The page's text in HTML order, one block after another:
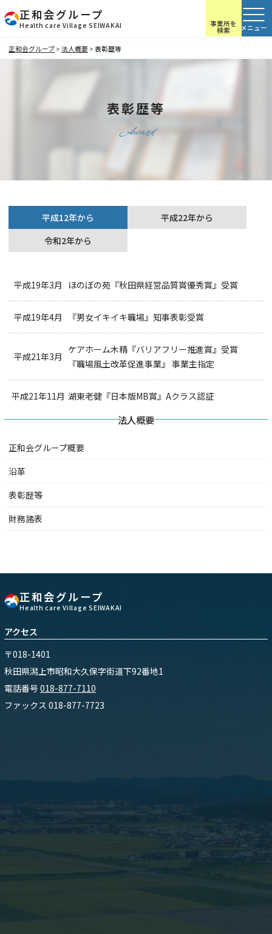
正和会グループ
Health care Village SEIWAKAI
正和会グループ>法人概要 >表彰歴等
事業所を
検索
表彰歴等
Award
平成12年から
平成22年から
令和2年から
平成19年3月 ほのぼの苑『秋田県経営品質賞優秀賞』受賞
平成19年4月 『男女イキイキ職場』知事表彰受賞
平成21年3月
ケアホーム木精『バリアフリー推進賞』受賞
『職場風土改革促進事業』 事業主指定
平成21年11月 湖東老健『日本版MB賞』Aクラス認証
法人概要
正和会グループ概要
沿革
表彰歴等
財務諸表
正和会グループ
Health care Village SEIWAKAI
アクセス
〒018-1401
秋田県潟上市昭和大久保字街道下92番地1
電話番号 018-877-7110
ファックス 018-877-7723